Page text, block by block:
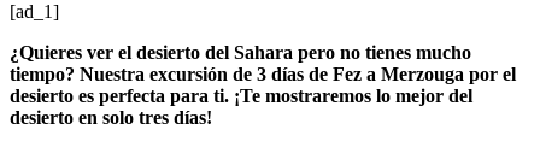
[ad_1]
¿Quieres ver el desierto del Sahara pero no tienes mucho
tiempo? Nuestra excursión de 3 días de Fez a Merzouga por el
desierto es perfecta para ti. ¡Te mostraremos lo mejor del
desierto en solo tres días!